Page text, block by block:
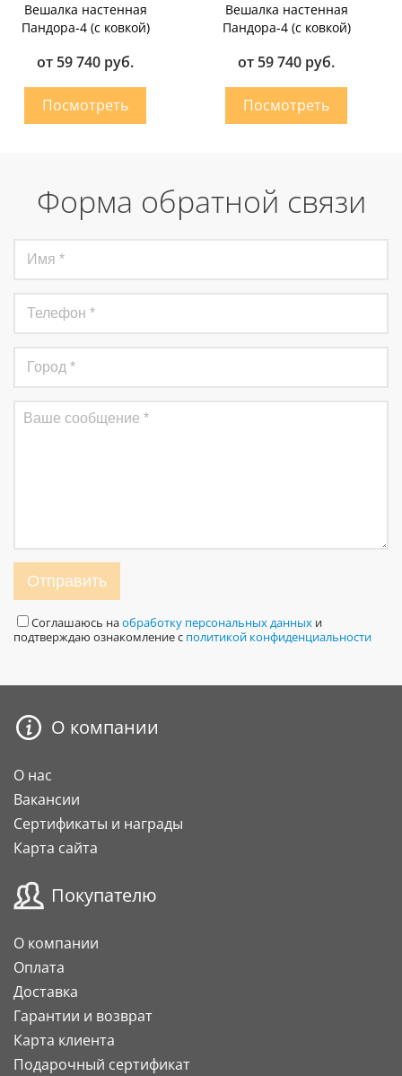
Вешалка настенная
Пандора-4 (с ковкой)
от 59 740 руб.
Вешалка настенная
Пандора-4 (с ковкой)
от 59 740 руб.
Форма обратной связи
Отправить
Соглашаюсь наобработку персональных данных и
подтверждаю ознакомление с политикой конфиденциальности
О компании
О нас
Вакансии
Сертификаты и награды
Карта сайта
Покупателю
О компании
Оплата
Доставка
Гарантии и возврат
Карта клиента
Подарочный сертификат